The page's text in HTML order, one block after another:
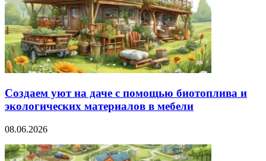
Создаем уют на даче с помощью биотоплива и
экологических материалов в мебели
08.06.2026